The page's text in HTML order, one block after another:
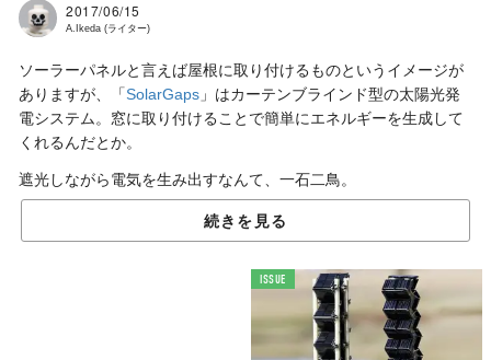
2017/06/15
A.Ikeda (ライター)
ソーラーパネルと言えば屋根に取り付けるものというイメージが
ありますが、「SolarGaps 」はカーテンブラインド型の太陽光発
電システム。窓に取り付けることで簡単にエネルギーを生成して
くれるんだとか。
遮光しながら電気を生み出すなんて、一石二鳥。
自動で追跡
続きを見る
ISSUE